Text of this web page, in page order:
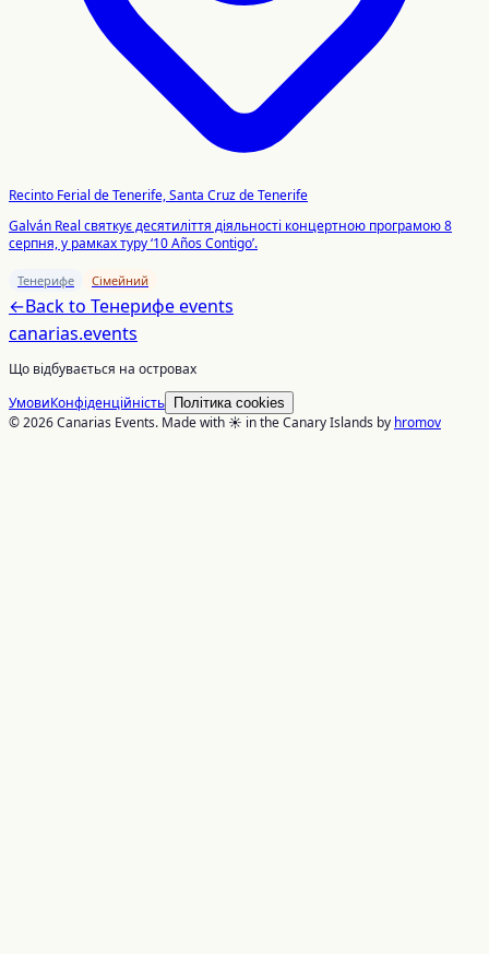
Recinto Ferial de Tenerife, Santa Cruz de Tenerife
Galván Real святкує десятиліття діяльності концертною програмою 8
серпня, у рамках туру ‘10 Años Contigo’.
Тенерифе Сімейний
←Back to Тенерифеevents
canarias.events
Що відбувається на островах
УмовиКонфіденційність Політика cookies
© 2026 Canarias Events. Made with ☀️ in the Canary Islands by hromov